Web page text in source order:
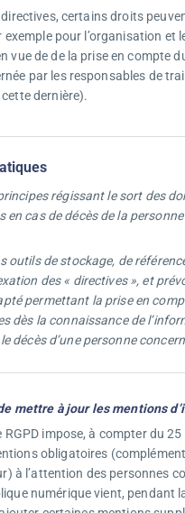
directives, certains droits
exemple pour l’organisation et
vue de de la prise en compte
par les responsables de
dernière).
régissant le sort des
en cas de décès de la personne
outils de stockage, de
des « directives », et
permettant la prise en
dès la connaissance de
décès d’une personne
mettre à jour les mentions
RGPD impose, à compter du
obligatoires
à l’attention des personnes
numérique vient, pendant